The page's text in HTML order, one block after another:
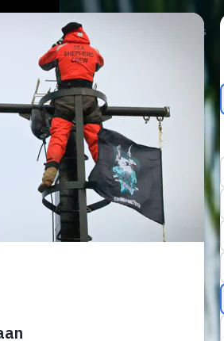
Over ons Campagnes